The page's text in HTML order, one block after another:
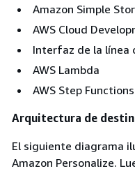
Amazon Simple
AWS Cloud
Interfaz de la línea
AWS Lambda
AWS Step Functions
Arquitectura de
El siguiente diagrama
Amazon Personalize.